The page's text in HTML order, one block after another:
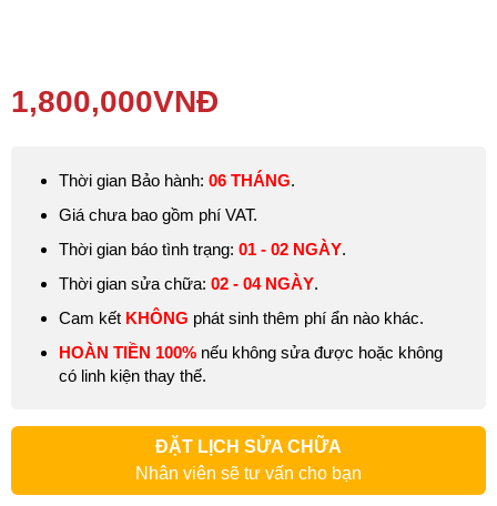
1,800,000VNĐ
Thời gian Bảo hành: 06 THÁNG.
Giá chưa bao gồm phí VAT.
Thời gian báo tình trạng: 01 - 02 NGÀY.
Thời gian sửa chữa: 02 - 04 NGÀY.
Cam kết KHÔNG phát sinh thêm phí ẩn nào khác.
HOÀN TIỀN 100% nếu không sửa được hoặc không
có linh kiện thay thế.
ĐẶT LỊCH SỬA CHỮA
Nhân viên sẽ tư vấn cho bạn